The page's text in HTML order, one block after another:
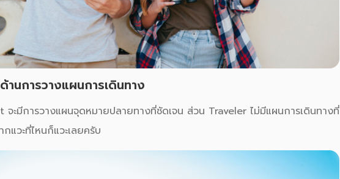
นการวางแผนการเดินทาง
มีการวางแผนจุดหมายปลายทางที่ชัดเจน ส่วน Traveler ไม่มีแผนการเดินทางที่
แวะที่ไหนก็แวะเลยครับ